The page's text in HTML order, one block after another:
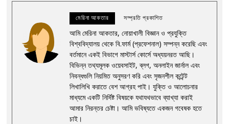
মেরিনা আকতার সম্প্রতি প্রকাশিত
আমি মেরিনা আকতার, নোয়াখালী বিজ্ঞান ও প্রযুক্তি
বিশ্ববিদ্যালয় থেকে বি.ফার্ম (প্রফেশনাল) সম্পন্ন করেছি এবং
বর্তমানে একই বিভাগে মাস্টার্স কোর্সে অধ্যয়নরত আছি।
বিভিন্ন তথ্যমূলক ওয়েবসাইট, ব্লগ, অনলাইন জার্নাল এবং
নিবন্ধগুলি নিয়মিত অনুসরণ করি এবং সৃজনশীল কন্টেন্ট
লিখালিখি করাতে বেশ আগ্রহ পাই। যুক্তি ও আলোচনার
মাধ্যমে একটি নির্দিষ্ট বিষয়কে যথাযথভাবে ব্যাখ্যা করাই
আমার নিরন্তর চেষ্টা। আমি ভবিষ্যতে একজন গবেষক হতে
চাই।